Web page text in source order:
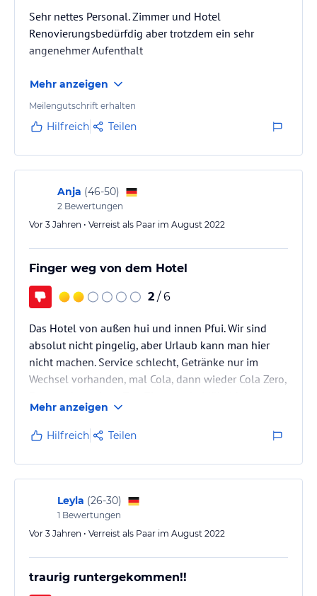
Hinweis: Allgemeine und unverbindliche
Hoteliers-/Veranstalter-/Kataloginformationen. Alle Angaben
lies vor der Buchung die verbindlichen
jeweiligen Veranstalters.
Sehr nettes Personal. Zimmer und Hotel
Renovierungsbedürfdig aber trotzdem ein sehr
angenehmer Aufenthalt
Mehr anzeigen
Meilengutschrift erhalten
Hilfreich Teilen
Anja (46-50)
2 Bewertungen
Vor 3 Jahren • Verreist als Paar im August 2022
Finger weg von dem Hotel
2 / 6
Das Hotel von außen hui und innen Pfui. Wir sind
absolut nicht pingelig, aber Urlaub kann man hier
nicht machen. Service schlecht, Getränke nur im
Wechsel vorhanden, mal Cola, dann wieder Cola Zero,
Balkon nicht einmal 1qm groß. Kühlschrank dreckig.
Der Flur bei Ankunft völlig verdreckt, dies hat sich 9
Tage nicht verändert. Das Essen immer das gleiche,
kaum Auswahl. Waren mit mehreren gezwungen
auswärts zu Speisen. Die Behälter schaut man sich
leer besser nicht an,…
Mehr anzeigen
Hilfreich Teilen
Leyla (26-30)
1 Bewertungen
Vor 3 Jahren • Verreist als Paar im August 2022
traurig runtergekommen!!